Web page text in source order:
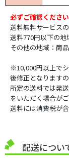
必ずご確認ください
送料無料サービス
送料770円以下の
その他の地域：商
※10,000円以上で
後修正となります
所定の送料では発
をいただく場合がご
送料には消費税が含
配送につい